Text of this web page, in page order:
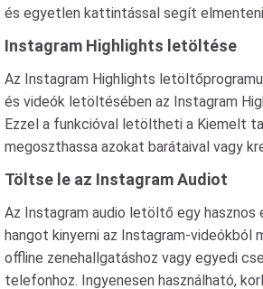
és egyetlen kattintással segít
Instagram Highlights letöltése
Az Instagram Highlights
és videók letöltésében az Instagram
Ezzel a funkcióval letöltheti a Kiemelt
megoszthassa azokat barátaival vagy
Töltse le az Instagram Audiot
Az Instagram audio letöltő egy hasznos
hangot kinyerni az Instagram-videókból
offline zenehallgatáshoz vagy egyedi
telefonhoz. Ingyenesen használható,